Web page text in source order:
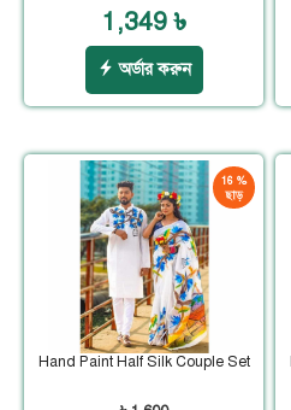
1,349 ৳
অর্ডার করুন
16 %
ছাড়
Hand Paint Half Silk Couple Set